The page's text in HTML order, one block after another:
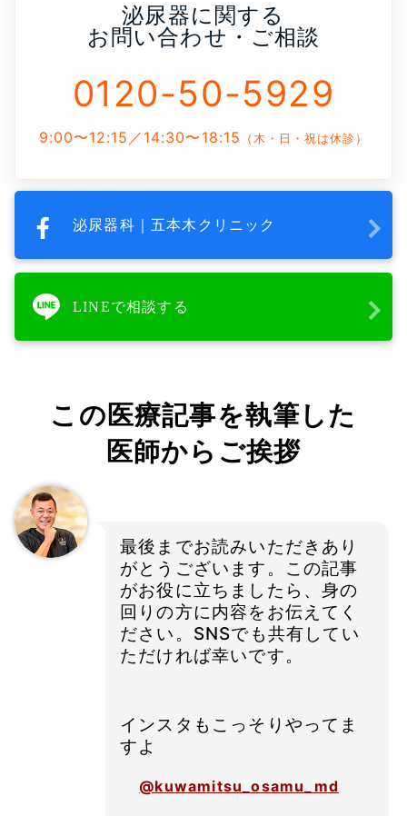
泌尿器に関する
お問い合わせ・ご相談
0120-50-5929
9:00〜12:15／14:30〜18:15 （木・日・祝は休診）
泌尿器科｜五本木クリニック
LINEで相談する
この医療記事を執筆した
医師からご挨拶
最後までお読みいただきあり
がとうございます。この記事
がお役に立ちましたら、身の
回りの方に内容をお伝えてく
ださい。SNSでも共有してい
ただければ幸いです。
インスタもこっそりやってま
すよ
@kuwamitsu_osamu_md